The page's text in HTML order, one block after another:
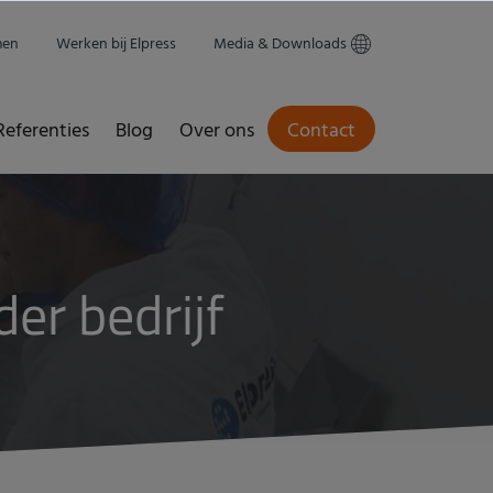
Werken bij Elpress Media & Downloads
Blog Over ons Contact
bedrijf